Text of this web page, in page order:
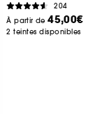
204
À partir de45,00€
2 teintes disponibles